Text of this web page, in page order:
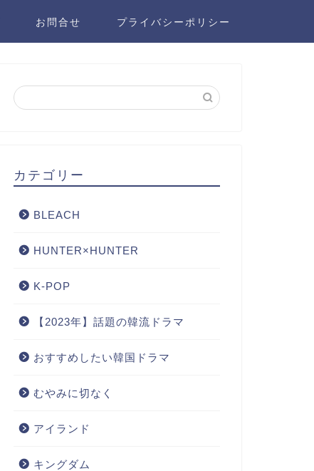
お問合せ プライバシーポリシー
カテゴリー
BLEACH
HUNTER×HUNTER
K-POP
【2023年】話題の韓流ドラマ
おすすめしたい韓国ドラマ
むやみに切なく
アイランド
キングダム